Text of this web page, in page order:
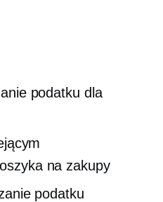
podatku dla
na zakupy
podatku